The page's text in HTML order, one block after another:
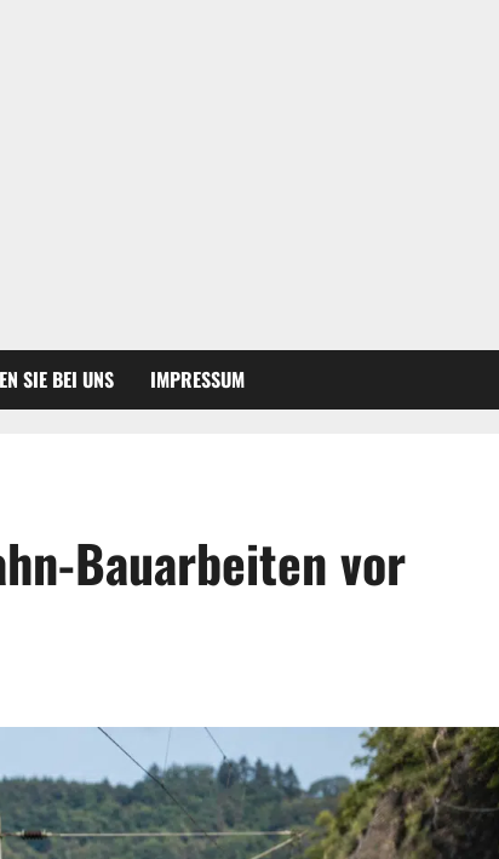
SIE BEI UNS IMPRESSUM
Bauarbeiten vor